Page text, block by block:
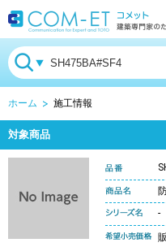
ホーム 施工情報
対象商品
-